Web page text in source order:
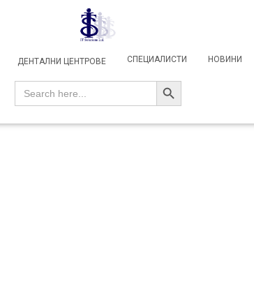
ДЕНТАЛНИ ЦЕНТРОВЕ СПЕЦИАЛИСТИ НОВИНИ
Search
SEARCH BUTTON